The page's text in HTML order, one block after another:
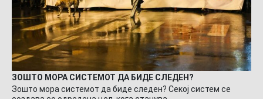
ЗОШТО МОРА СИСТЕМОТ ДА БИДЕ СЛЕДЕН?
Зошто мора системот да биде следен? Секој систем се